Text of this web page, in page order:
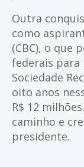
Outra
como
(CBC), o que
federais para
Sociedade
oito anos
R$ 12
caminho e
presidente.